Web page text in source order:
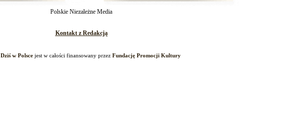
Polskie Niezależne Media
Kontakt z Redakcją
Dziś w Polscejest w całości finansowany przez Fundację Promocji Kultury